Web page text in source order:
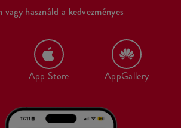
vagy használd a kedvezményes
App Store AppGallery